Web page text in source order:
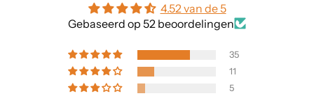
4.52 van de 5
Gebaseerd op 52 beoordelingen
35
11
5